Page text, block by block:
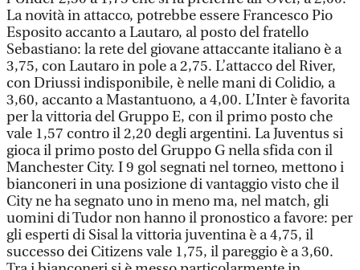
La novità in attacco, potrebbe essere Francesco Pio
Esposito accanto a Lautaro, al posto del fratello
Sebastiano: la rete del giovane attaccante italiano è a
3,75, con Lautaro in pole a 2,75. L’attacco del River,
con Driussi indisponibile, è nelle mani di Colidio, a
3,60, accanto a Mastantuono, a 4,00. L’Inter è favorita
per la vittoria del Gruppo E, con il primo posto che
vale 1,57 contro il 2,20 degli argentini. La Juventus si
gioca il primo posto del Gruppo G nella sfida con il
Manchester City. I 9 gol segnati nel torneo, mettono i
bianconeri in una posizione di vantaggio visto che il
City ne ha segnato uno in meno ma, nel match, gli
uomini di Tudor non hanno il pronostico a favore: per
gli esperti di Sisal la vittoria juventina è a 4,75, il
successo dei Citizens vale 1,75, il pareggio è a 3,60.